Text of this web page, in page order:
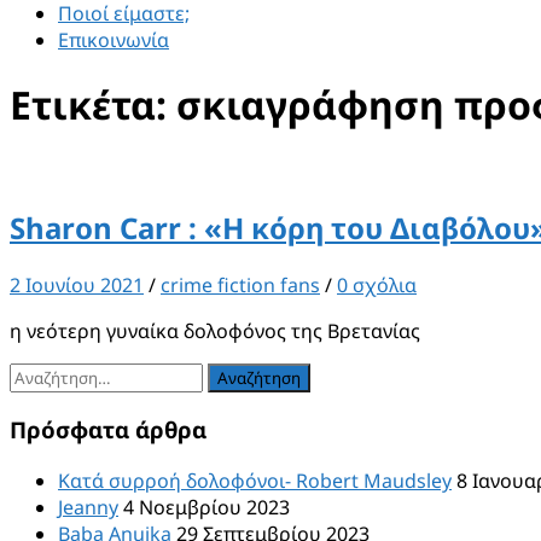
Ποιοί είμαστε;
Επικοινωνία
Ετικέτα: σκιαγράφηση
Sharon Carr : «Η κόρη του
2 Ιουνίου 2021 / crime fiction fans /0 σχόλια
η νεότερη γυναίκα δολοφόνος της Βρετανίας
Αναζήτηση
για:
Πρόσφατα άρθρα
Κατά συρροή δολοφόνοι- Robert Maudsley8
Jeanny4 Νοεμβρίου 2023
Baba Anujka 29 Σεπτεμβρίου 2023